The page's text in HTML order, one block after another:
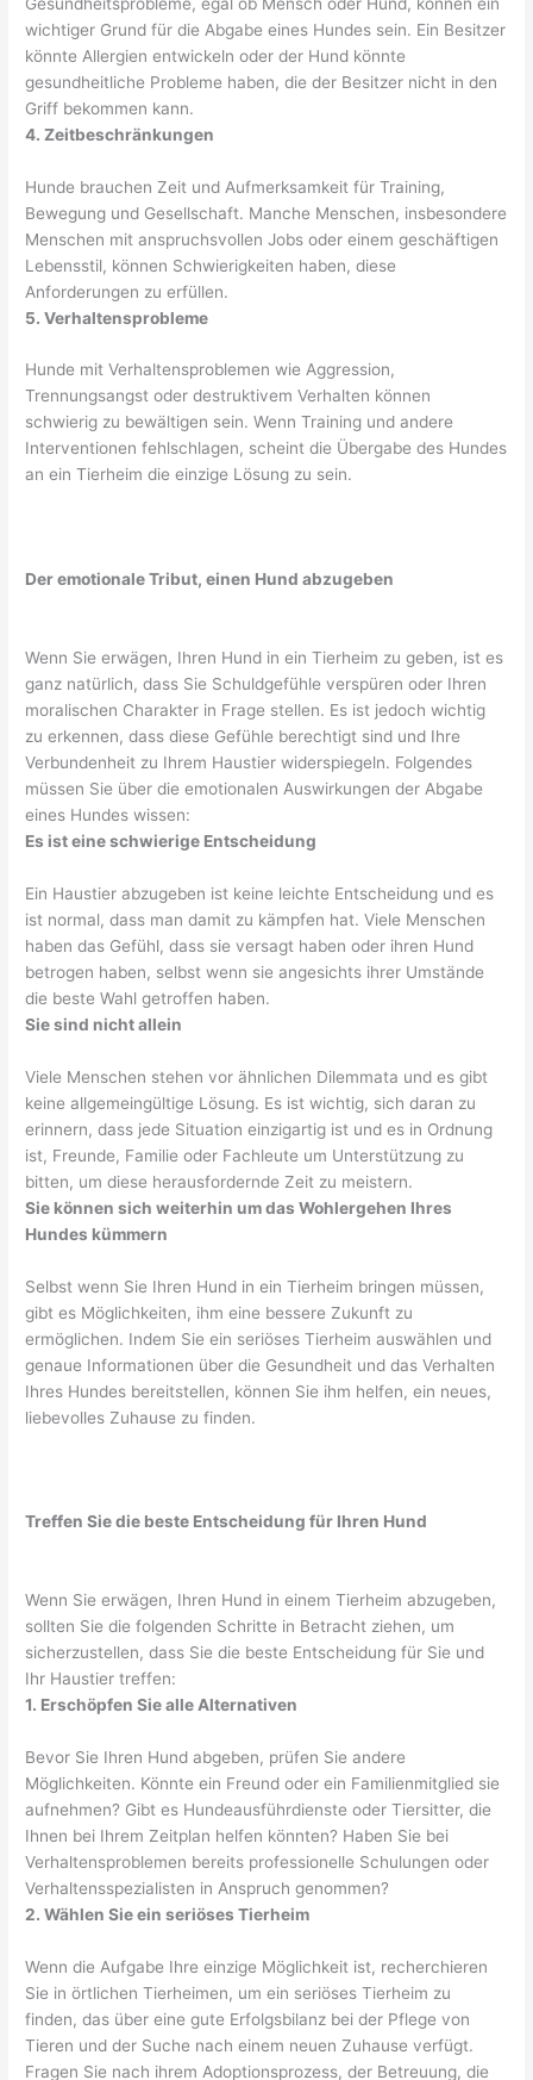
wichtiger Grund für die Abgabe eines Hundes sein. Ein Besitzer
könnte Allergien entwickeln oder der Hund könnte
gesundheitliche Probleme haben, die der Besitzer nicht in den
Griff bekommen kann.
4. Zeitbeschränkungen
Hunde brauchen Zeit und Aufmerksamkeit für Training,
Bewegung und Gesellschaft. Manche Menschen, insbesondere
Menschen mit anspruchsvollen Jobs oder einem geschäftigen
Lebensstil, können Schwierigkeiten haben, diese
Anforderungen zu erfüllen.
5. Verhaltensprobleme
Hunde mit Verhaltensproblemen wie Aggression,
Trennungsangst oder destruktivem Verhalten können
schwierig zu bewältigen sein. Wenn Training und andere
Interventionen fehlschlagen, scheint die Übergabe des Hundes
an ein Tierheim die einzige Lösung zu sein.
Der emotionale Tribut, einen Hund abzugeben
Wenn Sie erwägen, Ihren Hund in ein Tierheim zu geben, ist es
ganz natürlich, dass Sie Schuldgefühle verspüren oder Ihren
moralischen Charakter in Frage stellen. Es ist jedoch wichtig
zu erkennen, dass diese Gefühle berechtigt sind und Ihre
Verbundenheit zu Ihrem Haustier widerspiegeln. Folgendes
müssen Sie über die emotionalen Auswirkungen der Abgabe
eines Hundes wissen:
Es ist eine schwierige Entscheidung
Ein Haustier abzugeben ist keine leichte Entscheidung und es
ist normal, dass man damit zu kämpfen hat. Viele Menschen
haben das Gefühl, dass sie versagt haben oder ihren Hund
betrogen haben, selbst wenn sie angesichts ihrer Umstände
die beste Wahl getroffen haben.
Sie sind nicht allein
Viele Menschen stehen vor ähnlichen Dilemmata und es gibt
keine allgemeingültige Lösung. Es ist wichtig, sich daran zu
erinnern, dass jede Situation einzigartig ist und es in Ordnung
ist, Freunde, Familie oder Fachleute um Unterstützung zu
bitten, um diese herausfordernde Zeit zu meistern.
Sie können sich weiterhin um das Wohlergehen Ihres
Hundes kümmern
Selbst wenn Sie Ihren Hund in ein Tierheim bringen müssen,
gibt es Möglichkeiten, ihm eine bessere Zukunft zu
ermöglichen. Indem Sie ein seriöses Tierheim auswählen und
genaue Informationen über die Gesundheit und das Verhalten
Ihres Hundes bereitstellen, können Sie ihm helfen, ein neues,
liebevolles Zuhause zu finden.
Treffen Sie die beste Entscheidung für Ihren Hund
Wenn Sie erwägen, Ihren Hund in einem Tierheim abzugeben,
sollten Sie die folgenden Schritte in Betracht ziehen, um
sicherzustellen, dass Sie die beste Entscheidung für Sie und
Ihr Haustier treffen:
1. Erschöpfen Sie alle Alternativen
Bevor Sie Ihren Hund abgeben, prüfen Sie andere
Möglichkeiten. Könnte ein Freund oder ein Familienmitglied sie
aufnehmen? Gibt es Hundeausführdienste oder Tiersitter, die
Ihnen bei Ihrem Zeitplan helfen könnten? Haben Sie bei
Verhaltensproblemen bereits professionelle Schulungen oder
Verhaltensspezialisten in Anspruch genommen?
2. Wählen Sie ein seriöses Tierheim
Wenn die Aufgabe Ihre einzige Möglichkeit ist, recherchieren
Sie in örtlichen Tierheimen, um ein seriöses Tierheim zu
finden, das über eine gute Erfolgsbilanz bei der Pflege von
Tieren und der Suche nach einem neuen Zuhause verfügt.
Fragen Sie nach ihrem Adoptionsprozess, der Betreuung, die